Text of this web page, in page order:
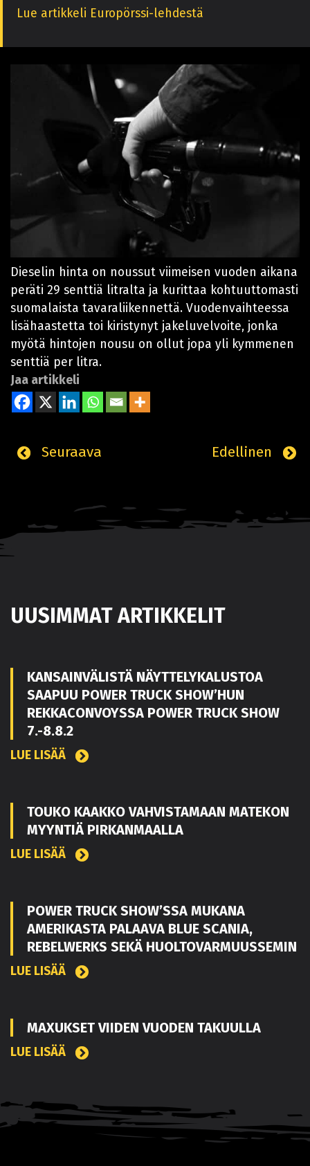
Lue artikkeli Europörssi-lehdestä
Dieselin hinta on noussut viimeisen vuoden aikana
peräti 29 senttiä litralta ja kurittaa kohtuuttomasti
suomalaista tavaraliikennettä. Vuodenvaihteessa
lisähaastetta toi kiristynyt jakeluvelvoite, jonka
myötä hintojen nousu on ollut jopa yli kymmenen
senttiä per litra.
Jaa artikkeli
Edellinen
Seuraava
UUSIMMAT ARTIKKELIT
KANSAINVÄLISTÄ NÄYTTELYKALUSTOA
SAAPUU POWER TRUCK SHOW’HUN
REKKACONVOYSSA POWER TRUCK SHOW
7.-8.8.2
LUE LISÄÄ
TOUKO KAAKKO VAHVISTAMAAN MATEKON
MYYNTIÄ PIRKANMAALLA
LUE LISÄÄ
POWER TRUCK SHOW’SSA MUKANA
AMERIKASTA PALAAVA BLUE SCANIA,
REBELWERKS SEKÄ HUOLTOVARMUUSSEMIN
LUE LISÄÄ
MAXUKSET VIIDEN VUODEN TAKUULLA
LUE LISÄÄ